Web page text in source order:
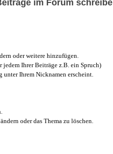
im Forum
oder weitere hinzufügen.
Ihrer Beiträge z.B. ein Spruch)
Ihrem Nicknamen erscheint.
oder das Thema zu löschen.